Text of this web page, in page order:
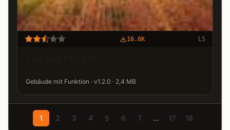
16.6K LS
Gebäude mit Funktion · v1.2.0 · 2,4 MB
1 2 3 4 5 6 7 ... 17 18